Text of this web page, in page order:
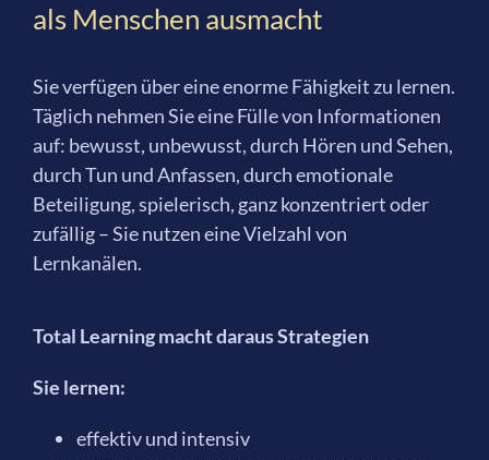
als Menschen ausmacht
Sie verfügen über eine enorme Fähigkeit zu lernen.
Täglich nehmen Sie eine Fülle von Informationen
auf: bewusst, unbewusst, durch Hören und Sehen,
durch Tun und Anfassen, durch emotionale
Beteiligung, spielerisch, ganz konzentriert oder
zufällig – Sie nutzen eine Vielzahl von
Lernkanälen.
Total Learning macht daraus Strategien
Sie lernen:
effektiv und intensiv